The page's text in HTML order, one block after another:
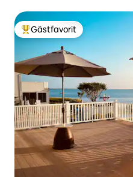
Populär gästfavorit
Gästfavorit